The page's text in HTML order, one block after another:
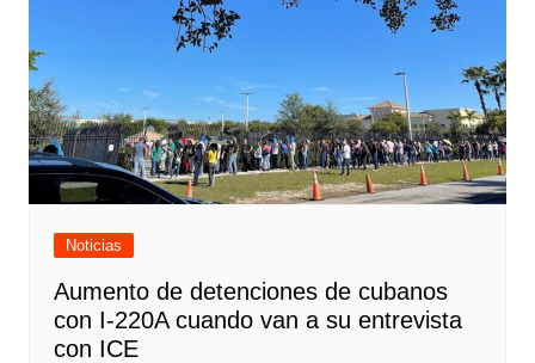
Noticias
Aumento de detenciones de cubanos
con I-220A cuando van a su entrevista
con ICE